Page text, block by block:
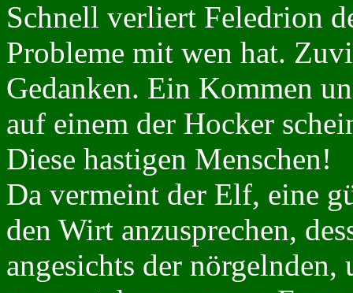
Schnell verliert Feledrion
Probleme mit wen hat.
Gedanken. Ein Kommen
auf einem der Hocker
Diese hastigen Menschen!
Da vermeint der Elf, eine
den Wirt anzusprechen,
angesichts der nörgelnden,